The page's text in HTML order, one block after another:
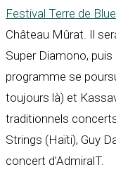
Festival Terre de
Château Mûrat. Il
Super Diamono,
programme se
toujours là) et
traditionnels
Strings (Haïti), Guy
concert d’AdmiralT.